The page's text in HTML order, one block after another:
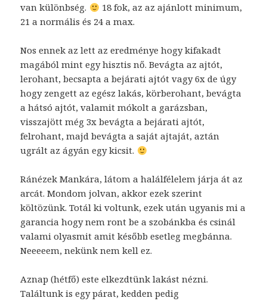
van különbség.
18 fok, az az ajánlott minimum,
21 a normális és 24 a max.
Nos ennek az lett az eredménye hogy kifakadt
magából mint egy hisztis nő. Bevágta az ajtót,
lerohant, becsapta a bejárati ajtót vagy 6x de úgy
hogy zengett az egész lakás, körberohant, bevágta
a hátsó ajtót, valamit mókolt a garázsban,
visszajött még 3x bevágta a bejárati ajtót,
felrohant, majd bevágta a saját ajtaját, aztán
ugrált az ágyán egy kicsit.
Ránézek Mankára, látom a halálfélelem járja át az
arcát. Mondom jolvan, akkor ezek szerint
költözünk. Totál ki voltunk, ezek után ugyanis mi a
garancia hogy nem ront be a szobánkba és csinál
valami olyasmit amit később esetleg megbánna.
Neeeeem, nekünk nem kell ez.
Aznap (hétfő) este elkezdtünk lakást nézni.
Találtunk is egy párat, kedden pedig